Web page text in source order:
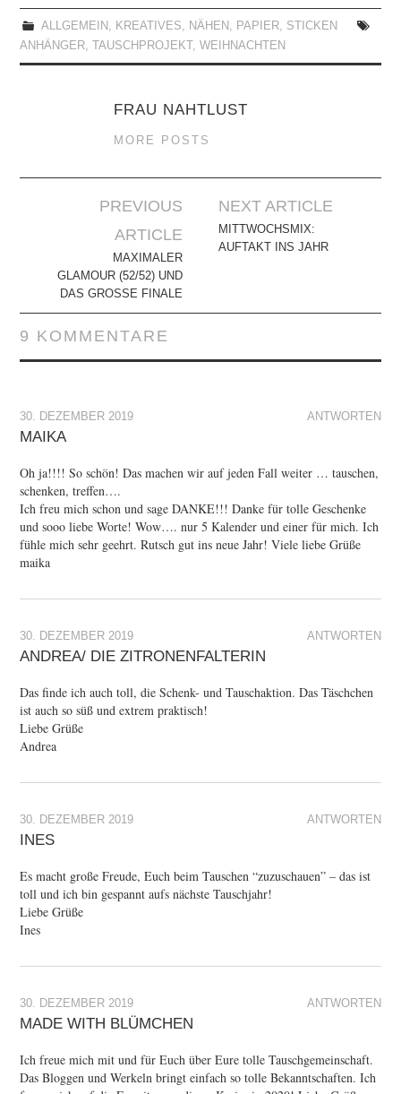
ALLGEMEIN , KREATIVES, NÄHEN , PAPIER, STICKEN
ANHÄNGER, TAUSCHPROJEKT ,WEIHNACHTEN
FRAU NAHTLUST
MORE POSTS
Navigation
PREVIOUS
ARTICLE
MAXIMALER
GLAMOUR (52/52) UND
DAS GROSSE FINALE
NEXT ARTICLE
MITTWOCHSMIX:
AUFTAKT INS JAHR
9 KOMMENTARE
ANTWORTEN
30. DEZEMBER 2019
MAIKA
Oh ja!!!! So schön! Das machen wir auf jeden Fall weiter … tauschen,
schenken, treffen….
Ich freu mich schon und sage DANKE!!! Danke für tolle Geschenke
und sooo liebe Worte! Wow…. nur 5 Kalender und einer für mich. Ich
fühle mich sehr geehrt. Rutsch gut ins neue Jahr! Viele liebe Grüße
maika
ANTWORTEN
30. DEZEMBER 2019
ANDREA/ DIE ZITRONENFALTERIN
Das finde ich auch toll, die Schenk- und Tauschaktion. Das Täschchen
ist auch so süß und extrem praktisch!
Liebe Grüße
Andrea
ANTWORTEN
30. DEZEMBER 2019
INES
Es macht große Freude, Euch beim Tauschen “zuzuschauen” – das ist
toll und ich bin gespannt aufs nächste Tauschjahr!
Liebe Grüße
Ines
ANTWORTEN
30. DEZEMBER 2019
MADE WITH BLÜMCHEN
Ich freue mich mit und für Euch über Eure tolle Tauschgemeinschaft.
Das Bloggen und Werkeln bringt einfach so tolle Bekanntschaften. Ich